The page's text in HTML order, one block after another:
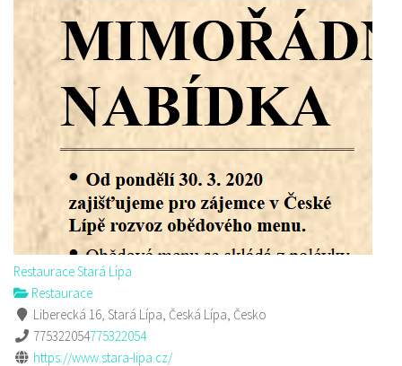
Restaurace Stará Lípa
Restaurace
Liberecká 16, Stará Lípa, Česká Lípa, Česko
775322054775322054
https://www.stara-lipa.cz/